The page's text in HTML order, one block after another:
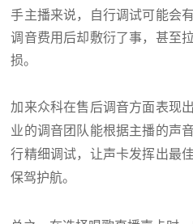
手主播来说，自行调试可能会
调音费用后却敷衍了事，甚至
损。
加来众科在售后调音方面表现
业的调音团队能根据主播的声
行精细调试，让声卡发挥出最
保驾护航。